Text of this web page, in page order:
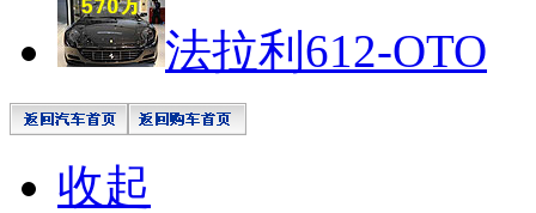
法拉利612-OTO
收起